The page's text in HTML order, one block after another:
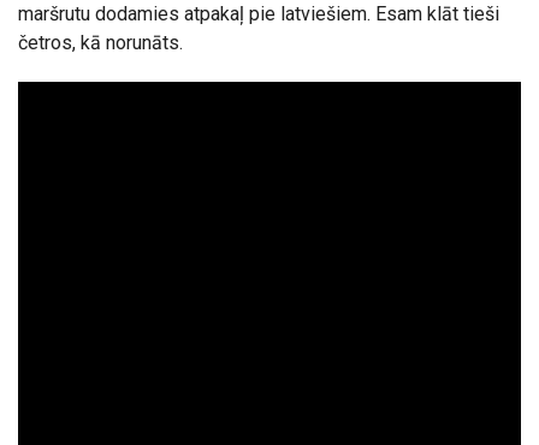
maršrutu dodamies atpakaļ pie latviešiem. Esam klāt tieši
četros, kā norunāts.